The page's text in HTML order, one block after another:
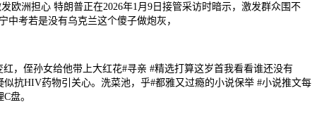
欧洲担心 特朗普正在2026年1月9日接管采访时暗示，激发群众围不
考若是没有乌克兰这个傻子做炮灰，
，侄孙女给他带上大红花#寻亲 #精选打算这岁首我看看谁还没有
抗HIV药物引关心。洗菜池，乎#都雅又过瘾的小说保举 #小说推文每
盘。